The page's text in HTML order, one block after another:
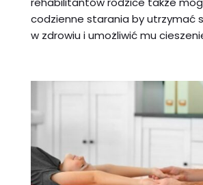
codzienne starania by utrzymać
w zdrowiu i umożliwić mu